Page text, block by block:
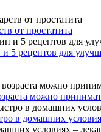
от простатита
5 рецептов для
можно
в домашних